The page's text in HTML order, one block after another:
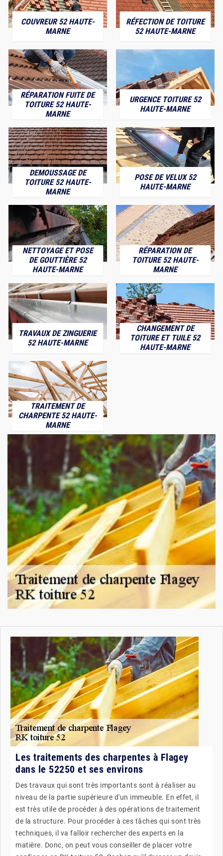
COUVREUR 52 HAUTE-
MARNE
RÉFECTION DE TOITURE
52 HAUTE-MARNE
RÉPARATION FUITE DE
TOITURE 52 HAUTE-
MARNE
URGENCE TOITURE 52
HAUTE-MARNE
DEMOUSSAGE DE
TOITURE 52 HAUTE-
MARNE
POSE DE VELUX 52
HAUTE-MARNE
NETTOYAGE ET POSE
DE GOUTTIÈRE 52
HAUTE-MARNE
RÉPARATION DE
TOITURE 52 HAUTE-
MARNE
TRAVAUX DE ZINGUERIE
52 HAUTE-MARNE
CHANGEMENT DE
TOITURE ET TUILE 52
HAUTE-MARNE
TRAITEMENT DE
CHARPENTE 52 HAUTE-
MARNE
Les traitements des charpentes à Flagey
dans le 52250 et ses environs
Des travaux qui sont très importants sont à réaliser au
niveau de la partie supérieure d'un immeuble. En effet, il
est très utile de procéder à des opérations de traitement
de la structure. Pour procéder à ces tâches qui sont très
techniques, il va falloir rechercher des experts en la
matière. Donc, on peut vous conseiller de placer votre